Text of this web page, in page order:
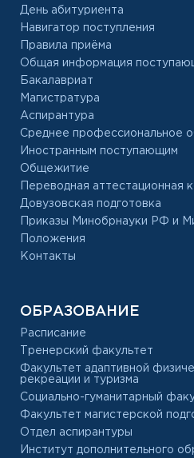
День абитуриента
Навигатор поступления
Правила приёма
Общая информация
Бакалавриат
Магистратура
Аспирантура
Среднее профессиональное
Иностранным поступающим
Общежитие
Переводная аттестационная
Довузовская подготовка
Приказы Минобрнауки РФ и
Положения
Контакты
ОБРАЗОВАНИЕ
Расписание
Тренерский факультет
Факультет адаптивной
рекреации и туризма
Социально-гуманитарный
Факультет магистерской
Отдел аспирантуры
Институт дополнительного